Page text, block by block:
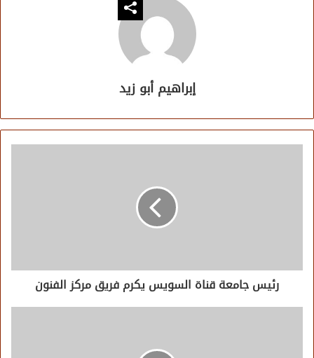
إبراهيم أبو زيد
رئيس جامعة قناة السويس يكرم فريق مركز الفنون